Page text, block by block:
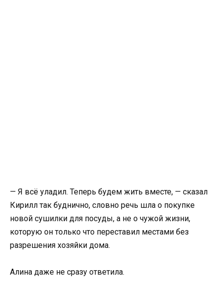
— Я всё уладил. Теперь будем жить вместе, — сказал
Кирилл так буднично, словно речь шла о покупке
новой сушилки для посуды, а не о чужой жизни,
которую он только что переставил местами без
разрешения хозяйки дома.
Алина даже не сразу ответила.